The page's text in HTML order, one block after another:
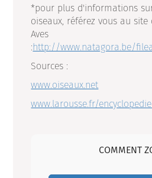
*pour plus d'informations
oiseaux, référez vous au
Aves
:http://www.natagora.be/
Sources :
www.oiseaux.net
www.larousse.fr/
COMMENT